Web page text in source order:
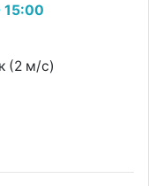
15:00
(2 м/с)